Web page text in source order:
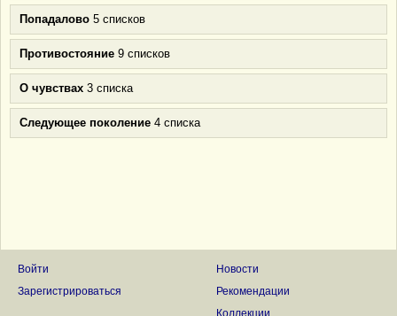
Попадалово 5 списков
Противостояние 9 списков
О чувствах 3 списка
Следующее поколение 4 списка
Войти
Зарегистрироваться
Новости
Рекомендации
Коллекции